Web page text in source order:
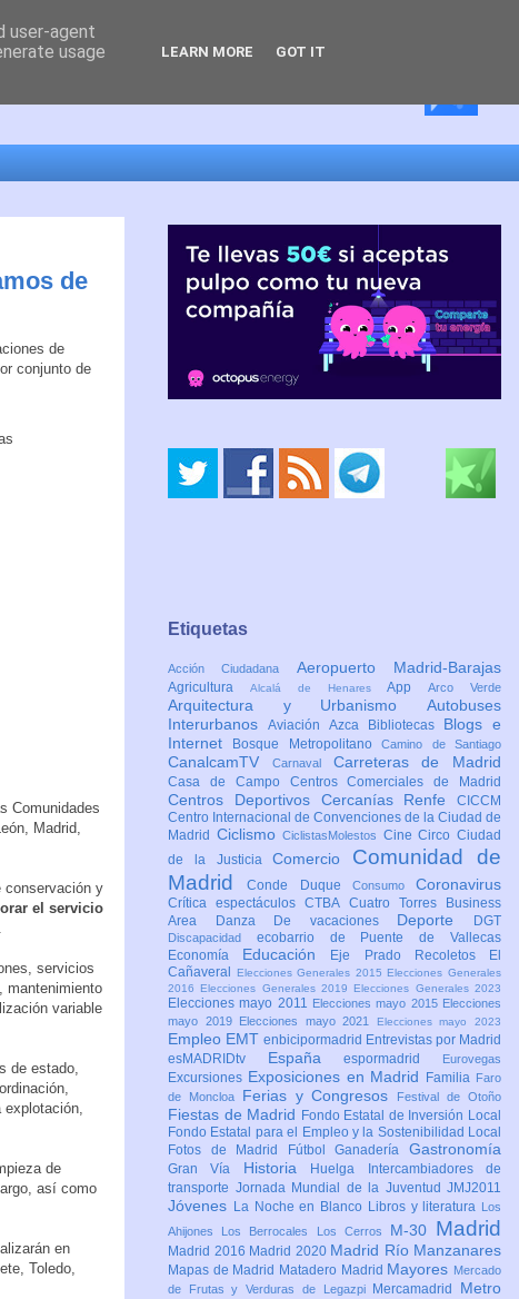
de
de
conjunto de
Comunidades
Madrid,
conservación y
el servicio
servicios
mantenimiento
variable
de estado,
de
así como
en
Toledo,
Etiquetas
Acción Ciudadana Aeropuerto Madrid-Barajas
Agricultura Alcalá de HenaresAppArco Verde
Arquitectura y Urbanismo Autobuses
Interurbanos Aviación Azca Bibliotecas Blogs e
Internet
Bosque MetropolitanoCamino de Santiago
CanalcamTV Carnaval Carreteras de Madrid
Casa de Campo Centros Comerciales de Madrid
Centros Deportivos Cercanías Renfe CICCM
Centro Internacional de Convenciones de la Ciudad de
Madrid CiclismoCiclistasMolestos CineCircoCiudad
de la JusticiaComercio Comunidad de
MadridConde Duque Consumo Coronavirus
Crítica espectáculosCTBA Cuatro Torres Business
Area
Danza De vacaciones Deporte DGT
Discapacidad ecobarrio de Puente de Vallecas
Economía Educación Eje Prado Recoletos
El
Cañaveral
Elecciones Generales 2015 Elecciones Generales
2016 Elecciones Generales 2019 Elecciones Generales 2023
Elecciones mayo 2011 Elecciones mayo 2015 Elecciones
mayo 2019
Elecciones mayo 2021 Elecciones mayo 2023
Empleo EMT enbicipormadrid Entrevistas por Madrid
esMADRIDtv Españaespormadrid Eurovegas
Excursiones Exposiciones en Madrid Familia Faro
de Moncloa
Ferias y Congresos Festival de Otoño
Fiestas de Madrid Fondo Estatal de Inversión Local
Fondo Estatal para el Empleo y la Sostenibilidad Local
Fotos de Madrid
FútbolGanaderíaGastronomía
Gran Vía Historia Huelga
Intercambiadores de
transporte Jornada Mundial de la Juventud JMJ2011
Jóvenes La Noche en Blanco Libros y literatura
Los
Ahijones
Los Berrocales Los Cerros M-30 Madrid
Madrid 2016 Madrid 2020 Madrid Río Manzanares
Mapas de Madrid Matadero Madrid Mayores Mercado
de Frutas y Verduras de Legazpi
Mercamadrid Metro
user-agent
usage
LEARN MORE GOT IT